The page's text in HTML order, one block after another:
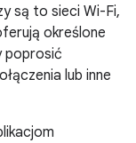
są to sieci Wi-Fi,
określone
poprosić
lub inne